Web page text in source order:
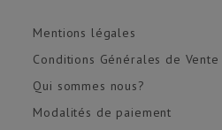
Mentions légales
Conditions Générales de Vente
Qui sommes nous?
Modalités de paiement